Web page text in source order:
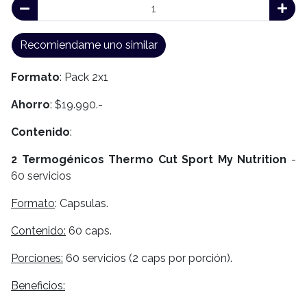
Recomiendame uno similar
Formato: Pack 2x1
Ahorro: $19.990.-
Contenido:
2 Termogénicos Thermo Cut Sport My Nutrition -
60 servicios
Formato: Capsulas.
Contenido: 60 caps.
Porciones: 60 servicios (2 caps por porción).
Beneficios: